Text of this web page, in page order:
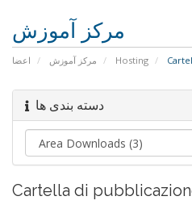
مرکز آموزش
اعضا مرکز آموزش Hosting
دسته بندی ها
Cartella di